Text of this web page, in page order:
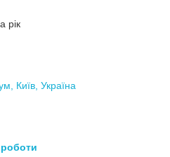
рік
Київ, Україна